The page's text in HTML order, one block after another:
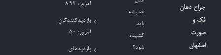
جراح دهان
فک و
صورت
اصفهان
همیشه
باید
کشیده
شود؟
امروز: 892
بازدیدکنندگان
امروز: 50
بازدیدهای